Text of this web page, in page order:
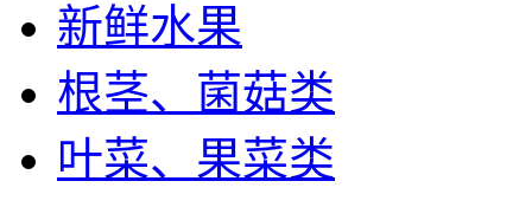
新鲜水果
根茎、菌菇类
叶菜、果菜类